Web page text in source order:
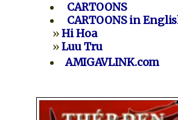
CARTOONS
CARTOONS in
»Hi Hoa
»Luu Tru
AMIGAVLINK.com